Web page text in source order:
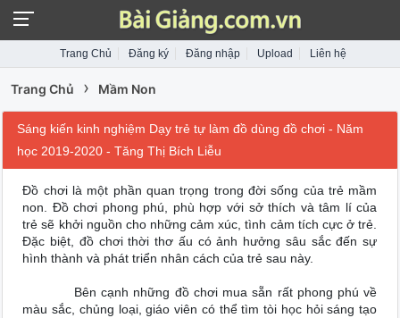
Trang Chủ Đăng ký Đăng nhập Upload Liên hệ
Trang Chủ › Mầm Non
Sáng kiến kinh nghiệm Dạy trẻ tự làm đồ dùng đồ chơi - Năm
học 2019-2020 - Tăng Thị Bích Liễu
Đồ chơi là một phần quan trọng trong đời sống của trẻ mầm
non. Đồ chơi phong phú, phù hợp với sở thích và tâm lí của
trẻ sẽ khởi nguồn cho những cảm xúc, tình cảm tích cực ở trẻ.
Đặc biệt, đồ chơi thời thơ ấu có ảnh hưởng sâu sắc đến sự
hình thành và phát triển nhân cách của trẻ sau này.
Bên cạnh những đồ chơi mua sẵn rất phong phú về
màu sắc, chủng loại, giáo viên có thể tìm tòi học hỏi sáng tạo